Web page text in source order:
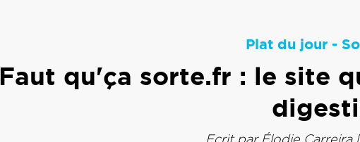
Plat du jour-
Faut qu'ça sorte.fr : le site
Ecrit par Élodie Carreira